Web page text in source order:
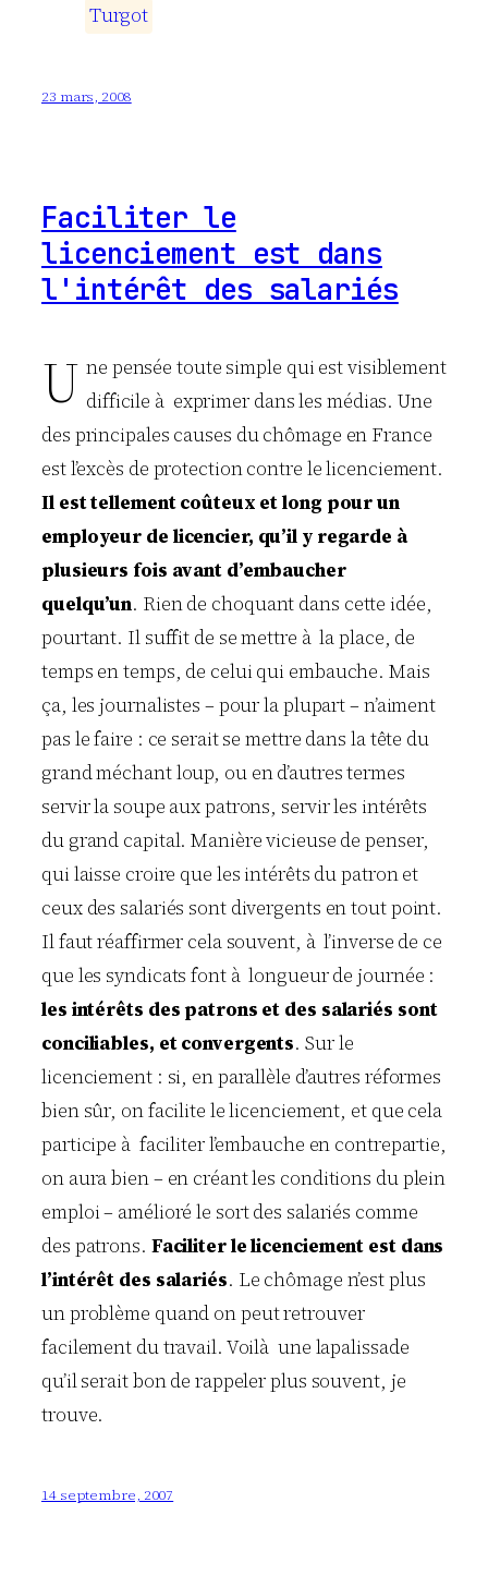
Turgot
23 mars, 2008
Faciliter le
licenciement est dans
l'intérêt des salariés
U ne pensée toute simple qui est visiblement
difficile à exprimer dans les médias. Une
des principales causes du chômage en France
est l’excès de protection contre le licenciement.
Il est tellement coûteux et long pour un
employeur de licencier, qu’il y regarde à
plusieurs fois avant d’embaucher
quelqu’un. Rien de choquant dans cette idée,
pourtant. Il suffit de se mettre à la place, de
temps en temps, de celui qui embauche. Mais
ça, les journalistes – pour la plupart – n’aiment
pas le faire : ce serait se mettre dans la tête du
grand méchant loup, ou en d’autres termes
servir la soupe aux patrons, servir les intérêts
du grand capital. Manière vicieuse de penser,
qui laisse croire que les intérêts du patron et
ceux des salariés sont divergents en tout point.
Il faut réaffirmer cela souvent, à l’inverse de ce
que les syndicats font à longueur de journée :
les intérêts des patrons et des salariés sont
conciliables, et convergents. Sur le
licenciement : si, en parallèle d’autres réformes
bien sûr, on facilite le licenciement, et que cela
participe à faciliter l’embauche en contrepartie,
on aura bien – en créant les conditions du plein
emploi – amélioré le sort des salariés comme
des patrons. Faciliter le licenciement est dans
l’intérêt des salariés. Le chômage n’est plus
un problème quand on peut retrouver
facilement du travail. Voilà une lapalissade
qu’il serait bon de rappeler plus souvent, je
trouve.
14 septembre, 2007